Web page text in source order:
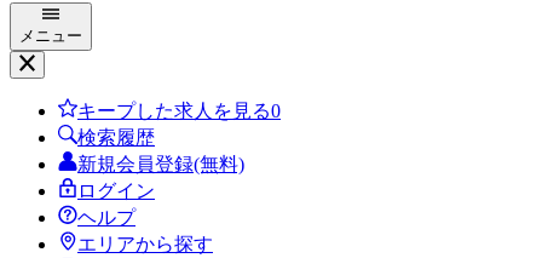
メニュー
キープした求人を見る0
検索履歴
新規会員登録(無料)
ログイン
ヘルプ
エリアから探す